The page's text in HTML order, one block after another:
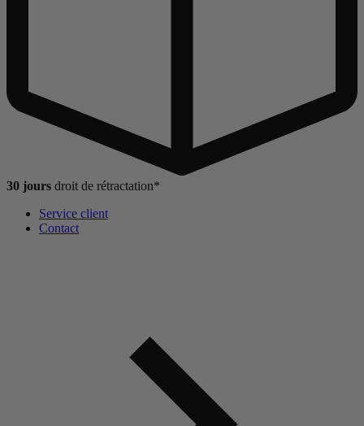
30 jours droit de rétractation*
Service client
Contact